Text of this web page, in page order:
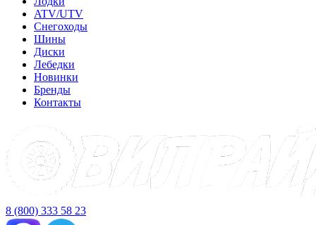
ATV/UTV
Снегоходы
Шины
Диски
Лебедки
Новинки
Бренды
Контакты
8 (800) 333 58 23